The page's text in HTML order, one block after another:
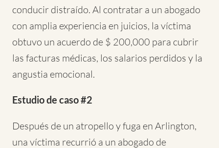
conducir distraído. Al contratar a un abogado
con amplia experiencia en juicios, la víctima
obtuvo un acuerdo de $ 200,000 para cubrir
las facturas médicas, los salarios perdidos y la
angustia emocional.
Estudio de caso #2
Después de un atropello y fuga en Arlington,
una víctima recurrió a un abogado de